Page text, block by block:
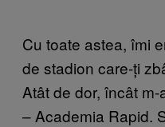
Cu toate astea, îmi
de stadion care-ți
Atât de dor, încât
– Academia Rapid.